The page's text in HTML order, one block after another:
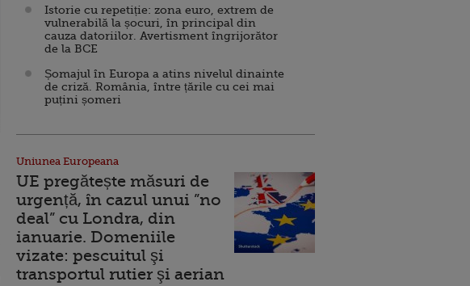
Istorie cu repetiție: zona euro, extrem de
vulnerabilă la șocuri, în principal din
cauza datoriilor. Avertisment îngrijorător
de la BCE
Șomajul în Europa a atins nivelul dinainte
de criză. România, între țările cu cei mai
puțini șomeri
Uniunea Europeana
UE pregătește măsuri de
urgență, în cazul unui ”no
deal” cu Londra, din
ianuarie. Domeniile
vizate: pescuitul şi
transportul rutier şi aerian